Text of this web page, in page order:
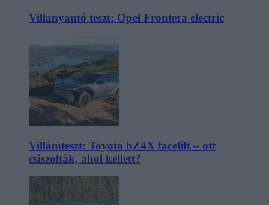
Villanyautó teszt: Opel Frontera electric
Villámteszt: Toyota bZ4X facelift – ott
csiszolták, ahol kellett?